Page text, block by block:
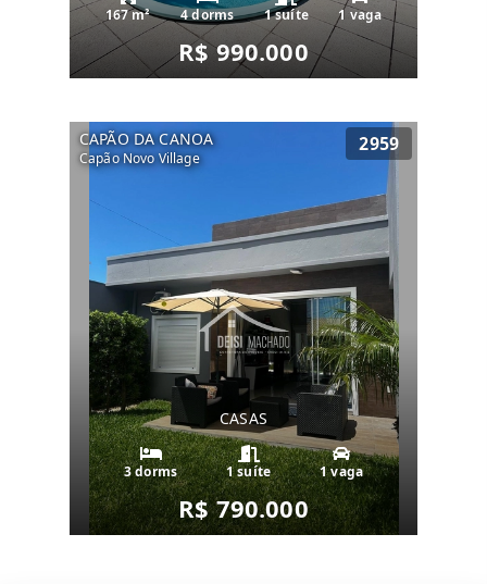
167 m² 4 dorms 1 suíte 1 vaga
R$ 990.000
CAPÃO DA CANOA
Capão Novo Village
2959
CASAS
3 dorms 1 suíte 1 vaga
R$ 790.000